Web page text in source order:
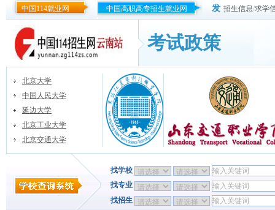
中国114就业网 中国高职高专招生就业网 发 招生信息/求学
考试政策
北京大学
中国人民大学
延边大学
北京工业大学
北京交通大学
找学校
找专业
找招生